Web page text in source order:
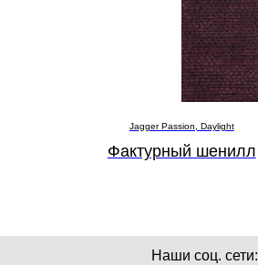
Jagger Passion, Daylight
Фактурный шенилл
Наши соц. сети: